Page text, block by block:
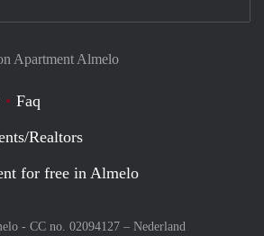
Apartment Almelo
Faq
Realtors
for free in Almelo
- CC no. 02094127 – Nederland